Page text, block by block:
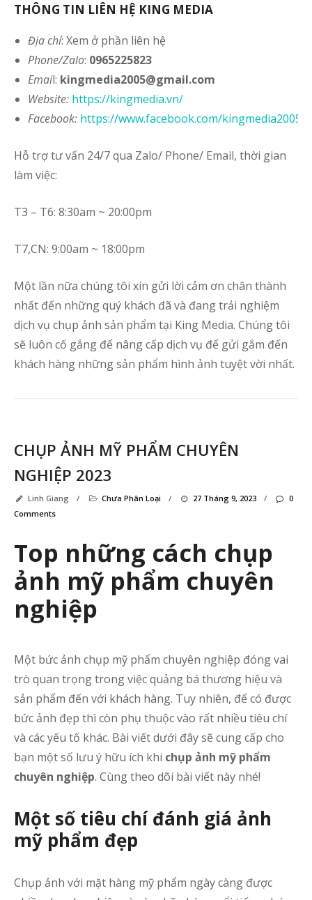
THÔNG TIN LIÊN HỆ KING MEDIA
Địa chỉ: Xem ở phần liên hệ
Phone/Zalo: 0965225823
Email: kingmedia2005@gmail.com
Website: https://kingmedia.vn/
Facebook: https://www.facebook.com/kingmedia2005
Hỗ trợ tư vấn 24/7 qua Zalo/ Phone/ Email, thời gian
làm việc:
T3 – T6: 8:30am ~ 20:00pm
T7,CN: 9:00am ~ 18:00pm
Một lần nữa chúng tôi xin gửi lời cảm ơn chân thành
nhất đến những quý khách đã và đang trải nghiệm
dịch vụ chụp ảnh sản phẩm tại King Media. Chúng tôi
sẽ luôn cố gắng để nâng cấp dịch vụ để gửi gắm đến
khách hàng những sản phẩm hình ảnh tuyệt vời nhất.
CHỤP ẢNH MỸ PHẨM CHUYÊN
NGHIỆP 2023
Linh Giang / Chưa Phân Loại / 27 Tháng 9, 2023 /
0
Comments
Top những cách chụp
ảnh mỹ phẩm chuyên
nghiệp
Một bức ảnh chụp mỹ phẩm chuyên nghiệp đóng vai
trò quan trọng trong việc quảng bá thương hiệu và
sản phẩm đến với khách hàng. Tuy nhiên, để có được
bức ảnh đẹp thì còn phụ thuộc vào rất nhiều tiêu chí
và các yếu tố khác. Bài viết dưới đây sẽ cung cấp cho
bạn một số lưu ý hữu ích khi chụp ảnh mỹ phẩm
chuyên nghiệp. Cùng theo dõi bài viết này nhé!
Một số tiêu chí đánh giá ảnh
mỹ phẩm đẹp
Chụp ảnh với mặt hàng mỹ phẩm ngày càng được